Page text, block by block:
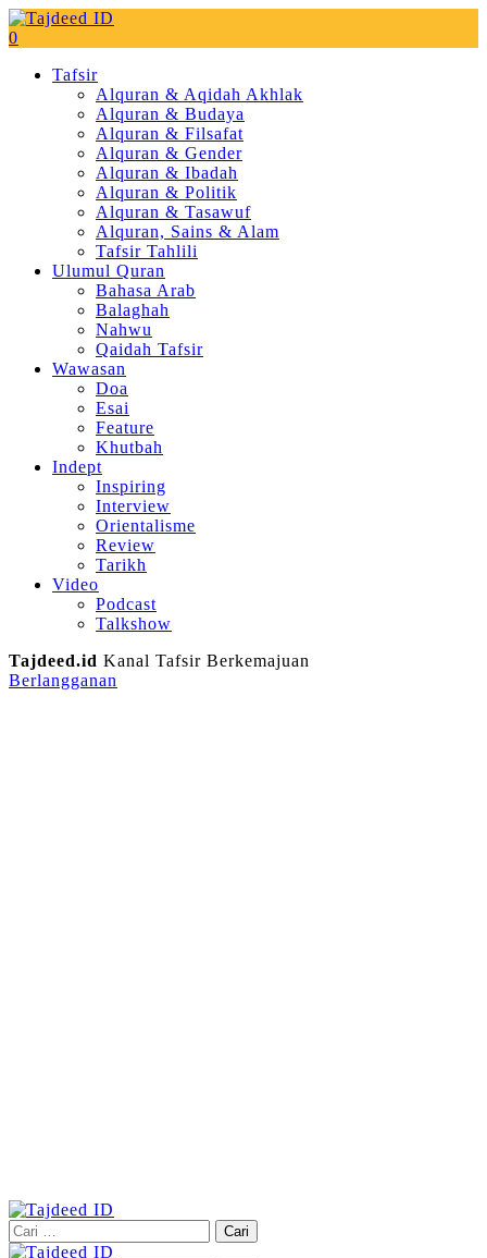
0
Tafsir
Alquran & Aqidah Akhlak
Alquran & Budaya
Alquran & Filsafat
Alquran & Gender
Alquran & Ibadah
Alquran & Politik
Alquran & Tasawuf
Alquran, Sains & Alam
Tafsir Tahlili
Ulumul Quran
Bahasa Arab
Balaghah
Nahwu
Qaidah Tafsir
Wawasan
Doa
Esai
Feature
Khutbah
Indept
Inspiring
Interview
Orientalisme
Review
Tarikh
Video
Podcast
Talkshow
Tajdeed.id Kanal Tafsir Berkemajuan
Berlangganan
Cari
untuk: